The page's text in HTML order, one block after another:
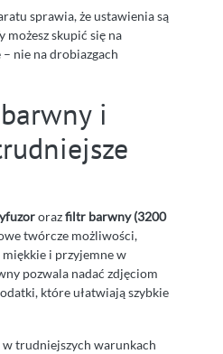
sprawia, że ustawienia są
możesz skupić się na
nie na drobiazgach
i
orazfiltr barwny (3200
twórcze możliwości,
miękkie i przyjemne w
pozwala nadać zdjęciom
które ułatwiają szybkie
w trudniejszych warunkach